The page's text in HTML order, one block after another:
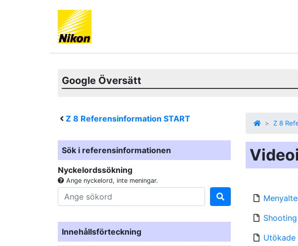
Google Översätt
Z 8 Referensinformation START
Sök i referensinformationen
Nyckelordssökning
Ange nyckelord, inte meningar.
Innehållsförteckning
Z 8
Utökade